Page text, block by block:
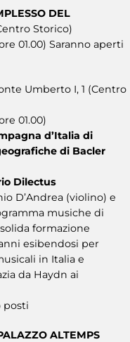
DEL
Storico)
01.00) Saranno aperti
Umberto I, 1 (Centro
01.00)
d’Italia di
di Bacler
Dilectus
D’Andrea (violino) e
musiche di
formazione
esibendosi per
in Italia e
da Haydn ai
posti
ALTEMPS